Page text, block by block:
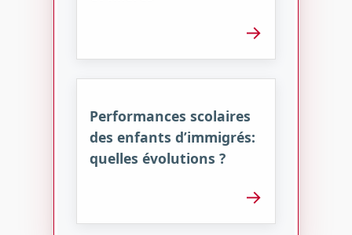
→
Performances scolaires
des enfants d’immigrés:
quelles évolutions ?
→